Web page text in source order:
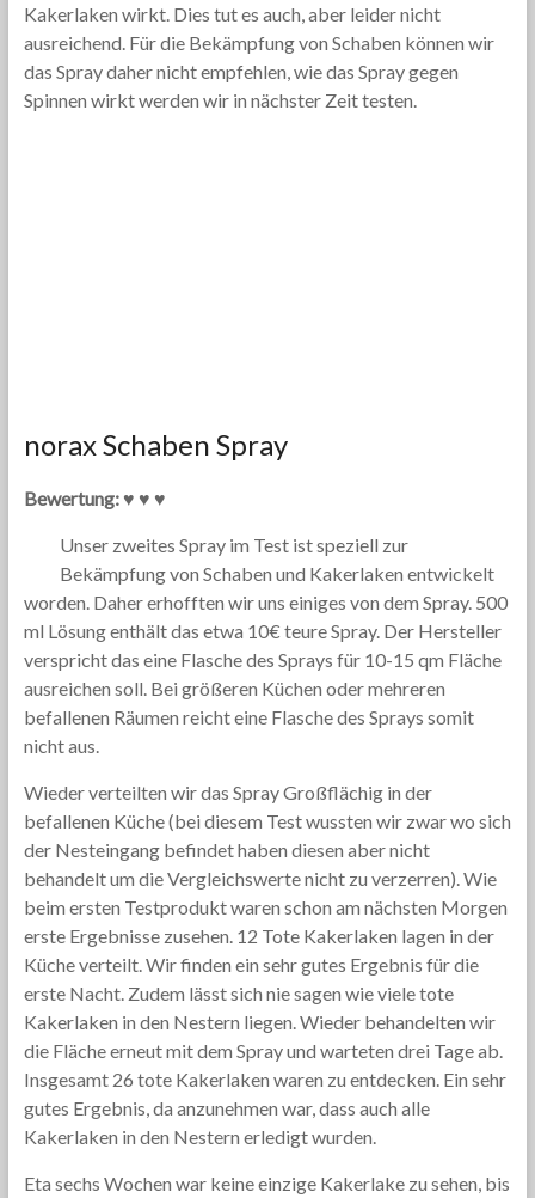
Kakerlaken wirkt. Dies tut es auch, aber leider nicht
ausreichend. Für die Bekämpfung von Schaben können wir
das Spray daher nicht empfehlen, wie das Spray gegen
Spinnen wirkt werden wir in nächster Zeit testen.
norax Schaben Spray
Bewertung: ♥ ♥ ♥
Unser zweites Spray im Test ist speziell zur
Bekämpfung von Schaben und Kakerlaken entwickelt
worden. Daher erhofften wir uns einiges von dem Spray. 500
ml Lösung enthält das etwa 10€ teure Spray. Der Hersteller
verspricht das eine Flasche des Sprays für 10-15 qm Fläche
ausreichen soll. Bei größeren Küchen oder mehreren
befallenen Räumen reicht eine Flasche des Sprays somit
nicht aus.
Wieder verteilten wir das Spray Großflächig in der
befallenen Küche (bei diesem Test wussten wir zwar wo sich
der Nesteingang befindet haben diesen aber nicht
behandelt um die Vergleichswerte nicht zu verzerren). Wie
beim ersten Testprodukt waren schon am nächsten Morgen
erste Ergebnisse zusehen. 12 Tote Kakerlaken lagen in der
Küche verteilt. Wir finden ein sehr gutes Ergebnis für die
erste Nacht. Zudem lässt sich nie sagen wie viele tote
Kakerlaken in den Nestern liegen. Wieder behandelten wir
die Fläche erneut mit dem Spray und warteten drei Tage ab.
Insgesamt 26 tote Kakerlaken waren zu entdecken. Ein sehr
gutes Ergebnis, da anzunehmen war, dass auch alle
Kakerlaken in den Nestern erledigt wurden.
Eta sechs Wochen war keine einzige Kakerlake zu sehen, bis